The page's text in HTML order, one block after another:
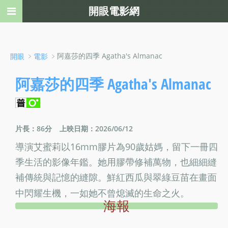
開眼 ﹥ 電影 ﹥阿嘉莎的四季 Agatha's Almanac
阿嘉莎的四季 Agatha's Almanac
片長：86分 上映日期：2026/06/12
導演艾蜜莉以16mm膠片為90歲姑媽，留下一冊四
季生活的影像年鑑。她用膠帶修補萬物，也細細縫
補傳統與記憶的縫隙。鮮紅西瓜與翠綠豆苗在畫面
中閃耀生機，一如她不曾熄滅的生命之火。
海報
開眼電影網